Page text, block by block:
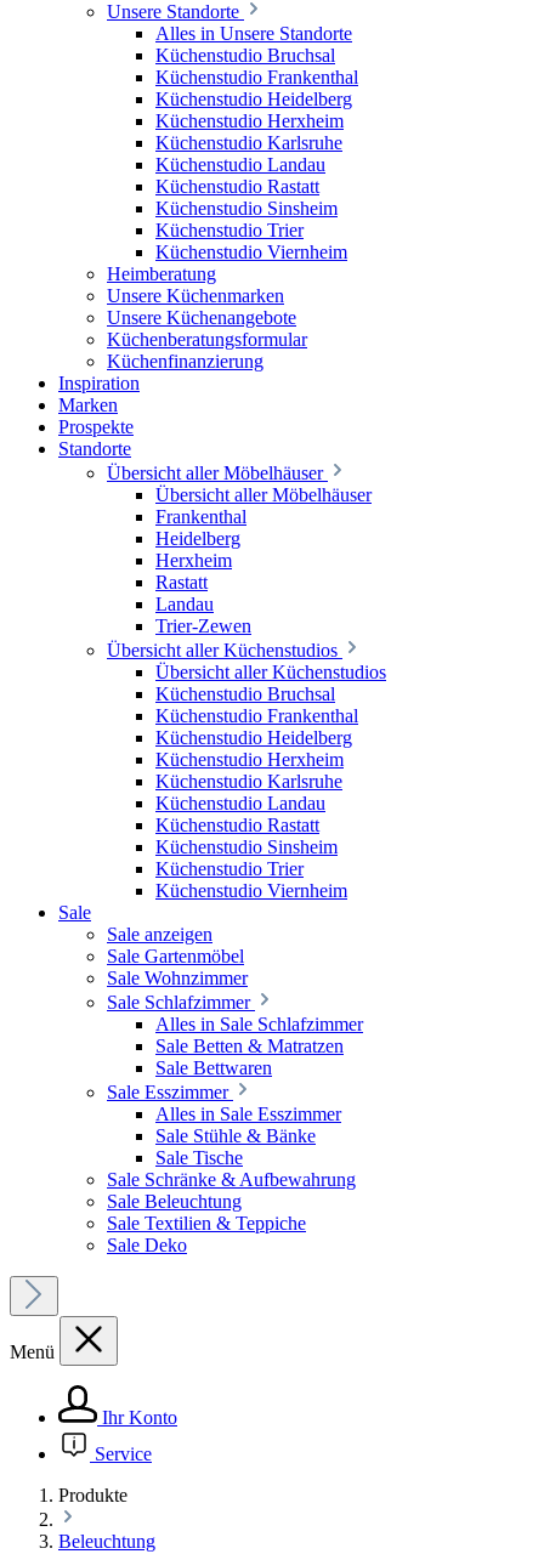
Unsere Standorte
Alles in Unsere Standorte
Küchenstudio Bruchsal
Küchenstudio Frankenthal
Küchenstudio Heidelberg
Küchenstudio Herxheim
Küchenstudio Karlsruhe
Küchenstudio Landau
Küchenstudio Rastatt
Küchenstudio Sinsheim
Küchenstudio Trier
Küchenstudio Viernheim
Heimberatung
Unsere Küchenmarken
Unsere Küchenangebote
Küchenberatungsformular
Küchenfinanzierung
Inspiration
Marken
Prospekte
Standorte
Übersicht aller Möbelhäuser
Übersicht aller Möbelhäuser
Frankenthal
Heidelberg
Herxheim
Rastatt
Landau
Trier-Zewen
Übersicht aller Küchenstudios
Übersicht aller Küchenstudios
Küchenstudio Bruchsal
Küchenstudio Frankenthal
Küchenstudio Heidelberg
Küchenstudio Herxheim
Küchenstudio Karlsruhe
Küchenstudio Landau
Küchenstudio Rastatt
Küchenstudio Sinsheim
Küchenstudio Trier
Küchenstudio Viernheim
Sale
Sale anzeigen
Sale Gartenmöbel
Sale Wohnzimmer
Sale Schlafzimmer
Alles in Sale Schlafzimmer
Sale Betten & Matratzen
Sale Bettwaren
Sale Esszimmer
Alles in Sale Esszimmer
Sale Stühle & Bänke
Sale Tische
Sale Schränke & Aufbewahrung
Sale Beleuchtung
Sale Textilien & Teppiche
Sale Deko
Menü
Ihr Konto
Service
Produkte
Beleuchtung